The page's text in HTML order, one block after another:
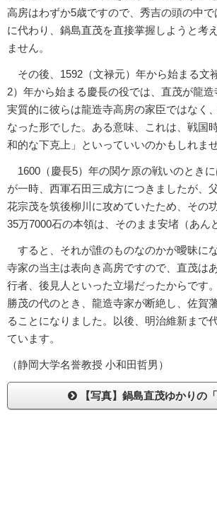
高房はわずか5歳ですので、秀吉の頭の中
に代わり、鍋島直茂を直接掌握しようと考
ません。
その後、1592（文禄元）年から始まる文
2）年から始まる慶長の役では、直茂が龍造
実質的に彼らは龍造寺高房の家臣ではなく
なった形でした。ある意味、これは、戦国
和的な下克上」といっていいのかもしれませ
1600（慶長5）年の関ケ原の戦いのとき
が一時、西軍石田三成方につきましたが、
花宗茂を筑後柳川に攻めていたため、その
35万7000石の本領は、そのまま安堵（あん
すると、それが誰のものなのかが曖昧に
寺家の当主は表向き高房ですので、直茂は
行者、後見人といった立場だったからです
勝茂の代のとき、龍造寺家が断絶し、佐賀
ることになりました。以後、明治維新まで
ています。
（静岡大学名誉教授 小和田哲男）
【写真】鍋島直茂ゆかりの「